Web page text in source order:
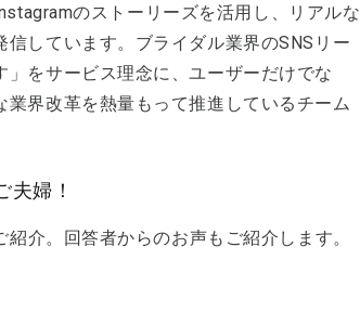
のストーリーズを活用し、リアルな
しています。ブライダル業界のSNSリー
をサービス理念に、ユーザーだけでな
界改革を熱量もって推進しているチーム
婦！
介。回答者からのお声もご紹介します。